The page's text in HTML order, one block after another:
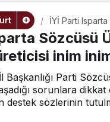
İYİ Parti
Ülkem Baş:
inim inliyor”
Sözcüsü
inim
Başkanlığı Parti
sorunlara dikkat
sözlerinin